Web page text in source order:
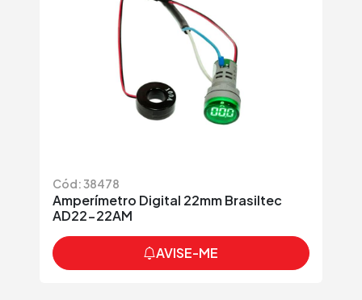
Cód: 38478
Amperímetro Digital 22mm Brasiltec
AD22-22AM
AVISE-ME